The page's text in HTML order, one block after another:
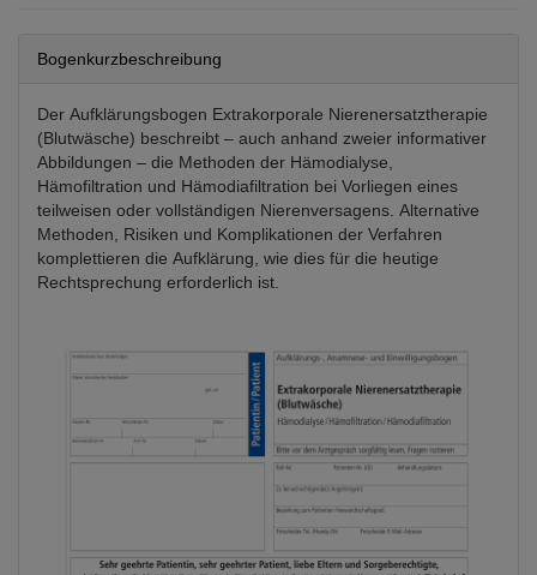
Bogenkurzbeschreibung
Der Aufklärungsbogen Extrakorporale Nierenersatztherapie
(Blutwäsche) beschreibt – auch anhand zweier informativer
Abbildungen – die Methoden der Hämodialyse,
Hämofiltration und Hämodiafiltration bei Vorliegen eines
teilweisen oder vollständigen Nierenversagens. Alternative
Methoden, Risiken und Komplikationen der Verfahren
komplettieren die Aufklärung, wie dies für die heutige
Rechtsprechung erforderlich ist.